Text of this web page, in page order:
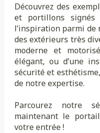
Découvrez des
et portillons signés
l’inspiration parmi de
des extérieurs très
moderne et
élégant, ou d’une
sécurité et
de notre expertise.
Parcourez notre
maintenant le
votre entrée !